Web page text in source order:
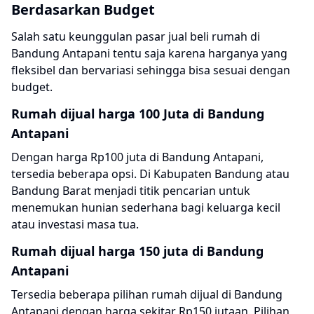
Berdasarkan Budget
Salah satu keunggulan pasar jual beli rumah di
Bandung Antapani tentu saja karena harganya yang
fleksibel dan bervariasi sehingga bisa sesuai dengan
budget.
Rumah dijual harga 100 Juta di Bandung
Antapani
Dengan harga Rp100 juta di Bandung Antapani,
tersedia beberapa opsi. Di Kabupaten Bandung atau
Bandung Barat menjadi titik pencarian untuk
menemukan hunian sederhana bagi keluarga kecil
atau investasi masa tua.
Rumah dijual harga 150 juta di Bandung
Antapani
Tersedia beberapa pilihan rumah dijual di Bandung